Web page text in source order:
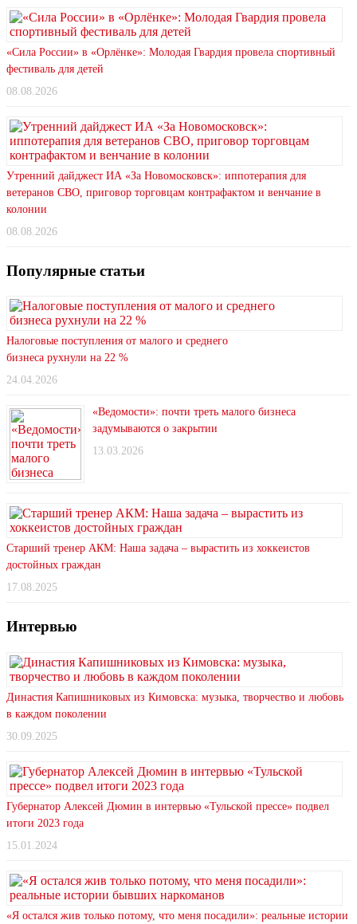
«Сила России» в «Орлёнке»: Молодая Гвардия провела спортивный
фестиваль для детей
08.08.2026
Утренний дайджест ИА «За Новомосковск»: иппотерапия для
ветеранов СВО, приговор торговцам контрафактом и венчание в
колонии
08.08.2026
Популярные статьи
Налоговые поступления от малого и среднего
бизнеса рухнули на 22 %
24.04.2026
«Ведомости»: почти треть малого бизнеса
задумываются о закрытии
13.03.2026
Старший тренер АКМ: Наша задача – вырастить из хоккеистов
достойных граждан
17.08.2025
Интервью
Династия Капишниковых из Кимовска: музыка, творчество и любовь
в каждом поколении
30.09.2025
Губернатор Алексей Дюмин в интервью «Тульской прессе» подвел
итоги 2023 года
15.01.2024
«Я остался жив только потому, что меня посадили»: реальные истории